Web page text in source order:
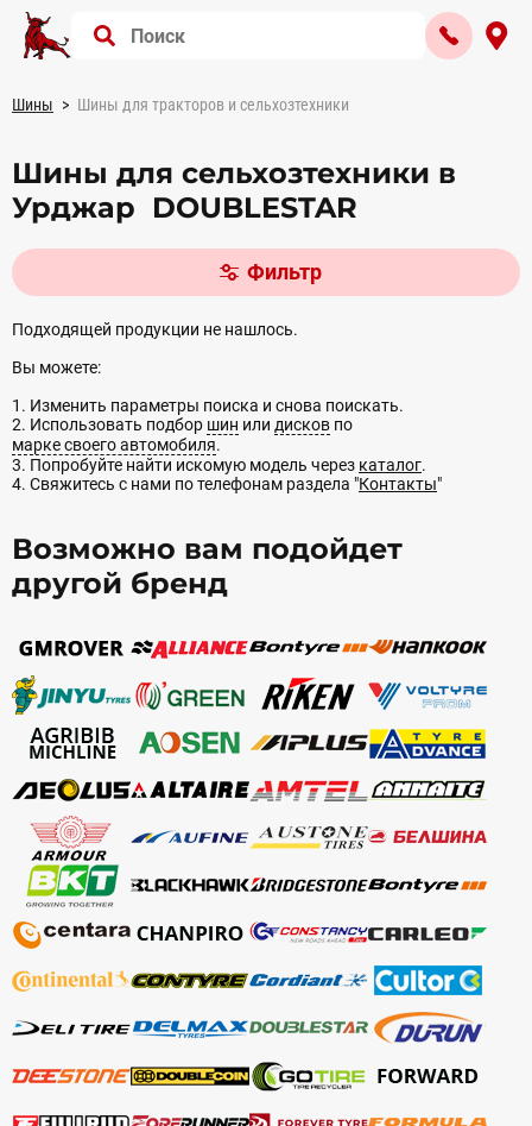
Шины Шины для тракторов и сельхозтехники
Шины для сельхозтехники в
Урджар DOUBLESTAR
Фильтр
Подходящей продукции не нашлось.
Вы можете:
1. Изменить параметры поиска и снова поискать.
2. Использовать подбор шин или дисков по
марке своего автомобиля.
3. Попробуйте найти искомую модель через каталог.
4. Свяжитесь с нами по телефонам раздела "Контакты"
Возможно вам подойдет
другой бренд